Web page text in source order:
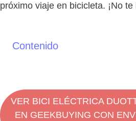
próximo viaje en bicicleta. ¡No te
Contenido
Diseño y apariencia
Especificaciones y
Experiencia de conducción de la
VER BICI ELÉCTRICA
EN GEEKBUYING CON